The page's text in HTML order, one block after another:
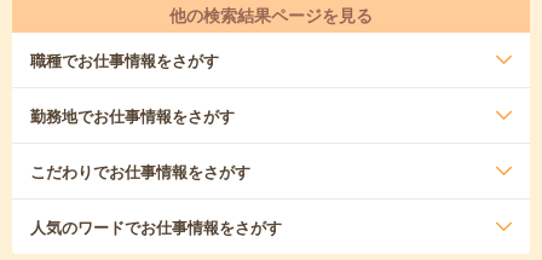
他の検索結果ページを見る
職種でお仕事情報をさがす
勤務地でお仕事情報をさがす
こだわりでお仕事情報をさがす
人気のワードでお仕事情報をさがす